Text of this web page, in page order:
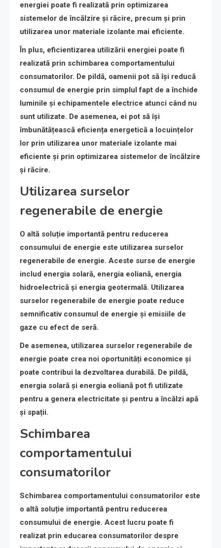
energiei poate fi realizată prin optimizarea
sistemelor de încălzire și răcire, precum și prin
utilizarea unor materiale izolante mai eficiente.
În plus, eficientizarea utilizării energiei poate fi
realizată prin schimbarea comportamentului
consumatorilor. De pildă, oamenii pot să își reducă
consumul de energie prin simplul fapt de a închide
luminile și echipamentele electrice atunci când nu
sunt utilizate. De asemenea, ei pot să își
îmbunătățească eficiența energetică a locuințelor
lor prin utilizarea unor materiale izolante mai
eficiente și prin optimizarea sistemelor de încălzire
și răcire.
Utilizarea surselor
regenerabile de energie
O altă soluție importantă pentru reducerea
consumului de energie este utilizarea surselor
regenerabile de energie. Aceste surse de energie
includ energia solară, energia eoliană, energia
hidroelectrică și energia geotermală. Utilizarea
surselor regenerabile de energie poate reduce
semnificativ consumul de energie și emisiile de
gaze cu efect de seră.
De asemenea, utilizarea surselor regenerabile de
energie poate crea noi oportunități economice și
poate contribui la dezvoltarea durabilă. De pildă,
energia solară și energia eoliană pot fi utilizate
pentru a genera electricitate și pentru a încălzi apă
și spații.
Schimbarea
comportamentului
consumatorilor
Schimbarea comportamentului consumatorilor este
o altă soluție importantă pentru reducerea
consumului de energie. Acest lucru poate fi
realizat prin educarea consumatorilor despre